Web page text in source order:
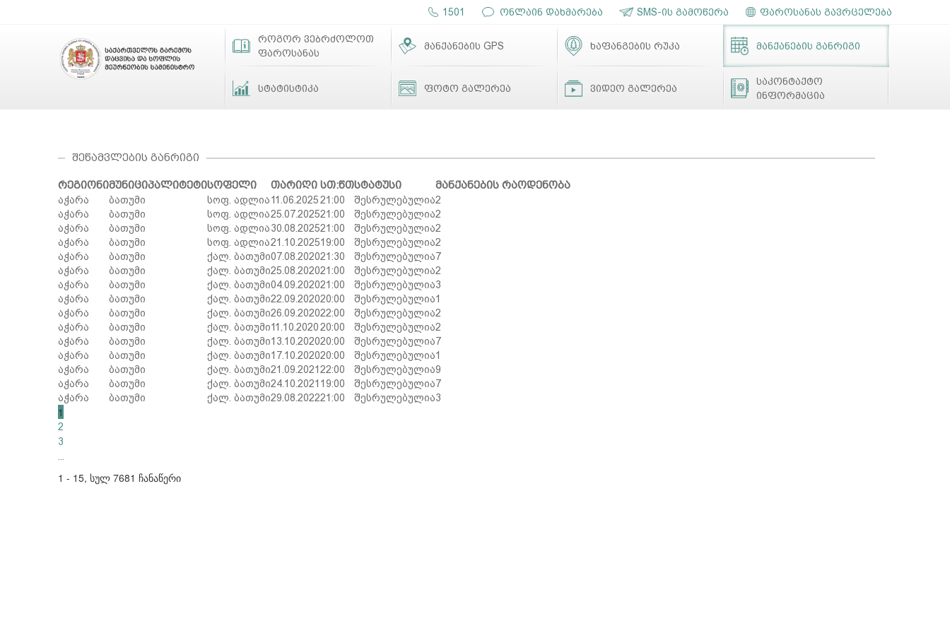
ფაროსანას გავრცელება
SMS-ის გამოწერა
ონლაინ დახმარება
1501
როგორ ვებრძოლოთ
ფაროსანას
მანქანების GPS ხაფანგების რუკა მანქანების განრიგი
სტატისტიკა ფოტო გალერეა ვიდეო გალერეა
საკონტაქტო
ინფორმაცია
ᲨᲔᲬᲐᲛᲕᲚᲔᲑᲘᲡ ᲒᲐᲜᲠᲘᲒᲘ
რეგიონიმუნიციპალიტეტისოფელი თარიღი სთ:წთსტატუსი მანქანების რაოდენობა
აჭარა ბათუმი სოფ. ადლია11.06.2025 21:00 შესრულებულია2
აჭარა
ბათუმი სოფ. ადლია25.07.202521:00 შესრულებულია2
აჭარა
ბათუმი სოფ. ადლია30.08.202521:00 შესრულებულია2
აჭარა
ბათუმი სოფ. ადლია21.10.202519:00 შესრულებულია2
აჭარა
ბათუმი ქალ. ბათუმი07.08.202021:30 შესრულებულია7
აჭარა
ბათუმი ქალ. ბათუმი25.08.202021:00 შესრულებულია2
აჭარა
ბათუმი ქალ. ბათუმი04.09.202021:00 შესრულებულია3
აჭარა
ბათუმი ქალ. ბათუმი22.09.202020:00 შესრულებულია1
აჭარა
ბათუმი ქალ. ბათუმი26.09.202022:00 შესრულებულია2
აჭარა
ბათუმი ქალ. ბათუმი11.10.2020 20:00 შესრულებულია2
აჭარა
ბათუმი ქალ. ბათუმი13.10.202020:00 შესრულებულია7
აჭარა
ბათუმი ქალ. ბათუმი17.10.202020:00 შესრულებულია1
აჭარა
ბათუმი ქალ. ბათუმი21.09.202122:00 შესრულებულია9
აჭარა
ბათუმი ქალ. ბათუმი24.10.2021 19:00 შესრულებულია7
აჭარა
ბათუმი ქალ. ბათუმი29.08.202221:00 შესრულებულია3
1
2
3
1 - 15, სულ 7681 ჩანაწერი